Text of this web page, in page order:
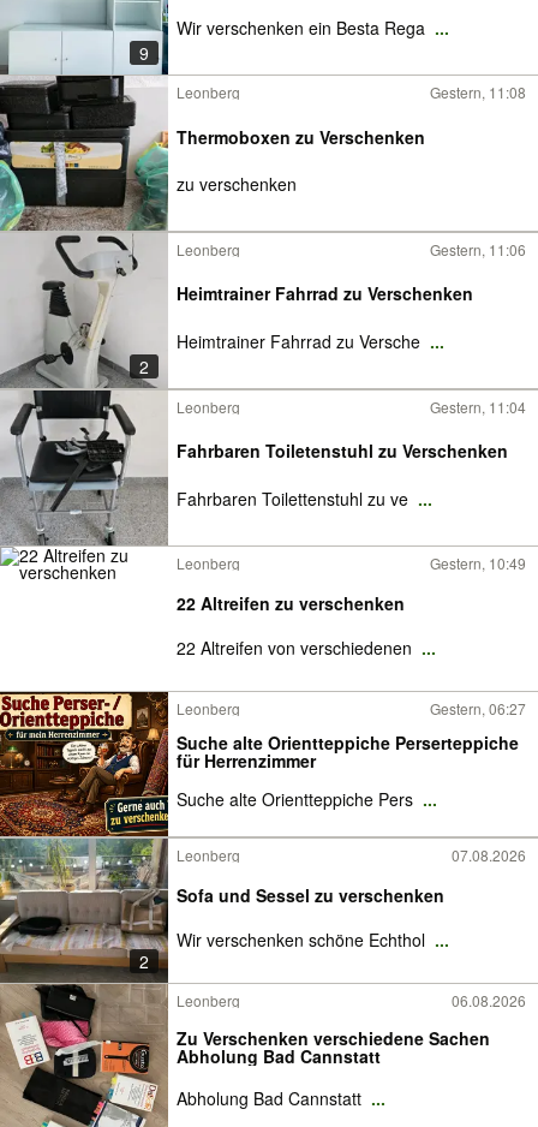
9
Wir verschenken ein Besta Rega ...
Leonberg Gestern, 11:08
Thermoboxen zu Verschenken
zu verschenken
2
Leonberg Gestern, 11:06
Heimtrainer Fahrrad zu Verschenken
Heimtrainer Fahrrad zu Versche ...
Leonberg Gestern, 11:04
Fahrbaren Toiletenstuhl zu Verschenken
Fahrbaren Toilettenstuhl zu ve ...
Leonberg Gestern, 10:49
22 Altreifen zu verschenken
22 Altreifen von verschiedenen ...
Leonberg Gestern, 06:27
Suche alte Orientteppiche Perserteppiche
für Herrenzimmer
Suche alte Orientteppiche Pers ...
2
Leonberg 07.08.2026
Sofa und Sessel zu verschenken
Wir verschenken schöne Echthol ...
Leonberg 06.08.2026
Zu Verschenken verschiedene Sachen
Abholung Bad Cannstatt
Abholung Bad Cannstatt ...